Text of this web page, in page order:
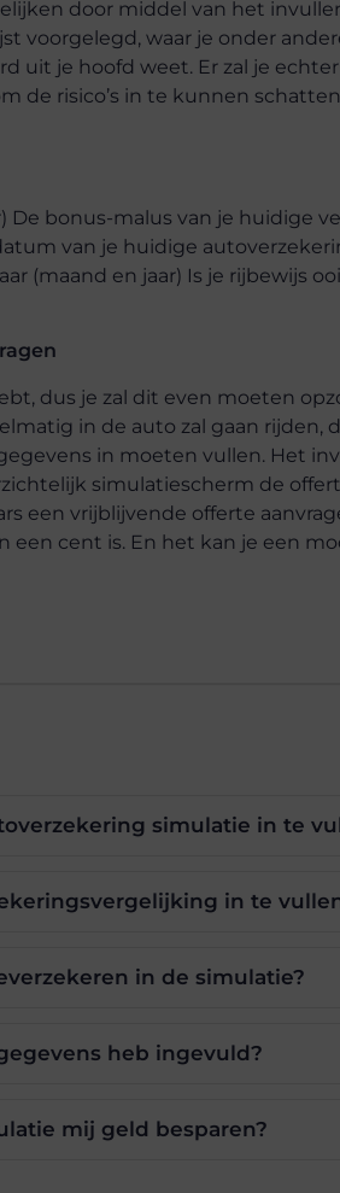
door middel van het
voorgelegd, waar je onder
uit je hoofd weet. Er zal je
de risico’s in te kunnen
bonus-malus van je huidige
van je huidige
(maand en jaar) Is je rijbewijs
dus je zal dit even moeten
in de auto zal gaan rijden,
in moeten vullen. Het
simulatiescherm de
een vrijblijvende offerte
een cent is. En het kan je een
simulatie in te
in te
in de simulatie?
heb ingevuld?
mij geld besparen?